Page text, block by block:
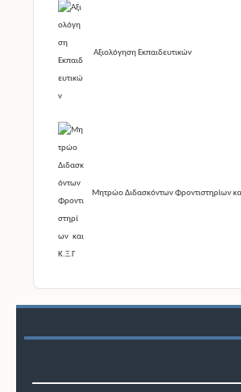
Αξιολόγηση Εκπαιδευτικών
Μητρώο Διδασκόντων Φροντιστηρίων